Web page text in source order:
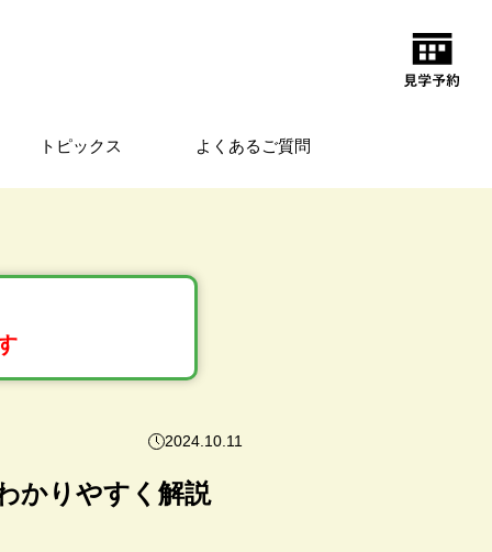
トピックス よくあるご質問
2024.10.11
かりやすく解説